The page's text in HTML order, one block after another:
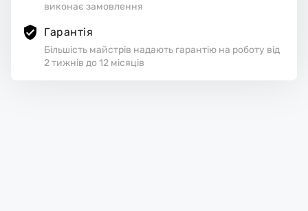
виконає замовлення
Гарантія
Більшість майстрів надають гарантію на роботу від
2 тижнів до 12 місяців